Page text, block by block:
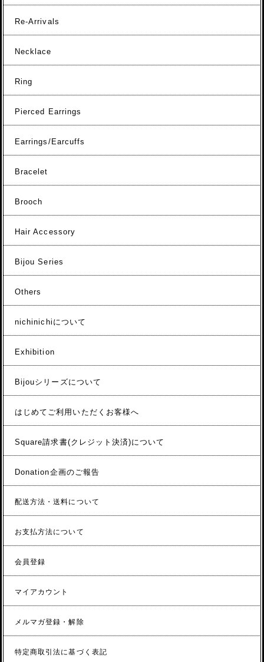
Re-Arrivals
Necklace
Ring
Pierced Earrings
Earrings/Earcuffs
Bracelet
Brooch
Hair Accessory
Bijou Series
Others
nichinichiについて
Exhibition
Bijouシリーズについて
はじめてご利用いただくお客様へ
Square請求書(クレジット決済)について
Donation企画のご報告
配送方法・送料について
お支払方法について
会員登録
マイアカウント
メルマガ登録・解除
特定商取引法に基づく表記